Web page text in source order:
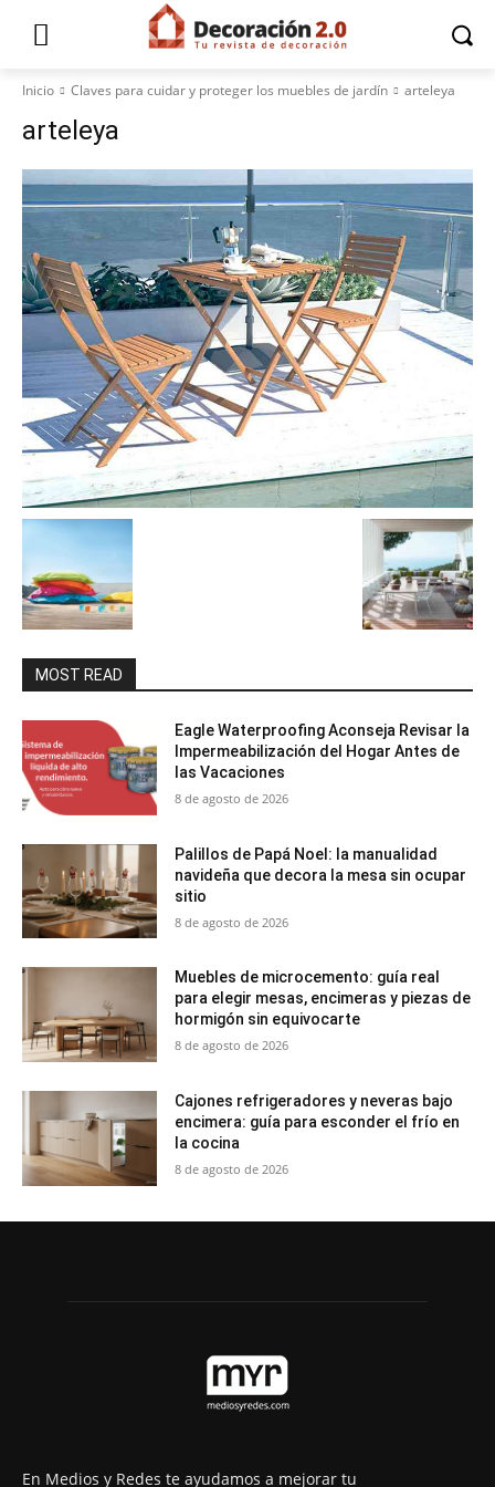
Inicio Claves para cuidar y proteger los muebles de jardín arteleya
arteleya
MOST READ
Eagle Waterproofing Aconseja Revisar la
Impermeabilización del Hogar Antes de
las Vacaciones
8 de agosto de 2026
Palillos de Papá Noel: la manualidad
navideña que decora la mesa sin ocupar
sitio
8 de agosto de 2026
Muebles de microcemento: guía real
para elegir mesas, encimeras y piezas de
hormigón sin equivocarte
8 de agosto de 2026
Cajones refrigeradores y neveras bajo
encimera: guía para esconder el frío en
la cocina
8 de agosto de 2026
En Medios y Redes te ayudamos a mejorar tu